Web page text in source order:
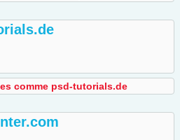
comme psd-tutorials.de